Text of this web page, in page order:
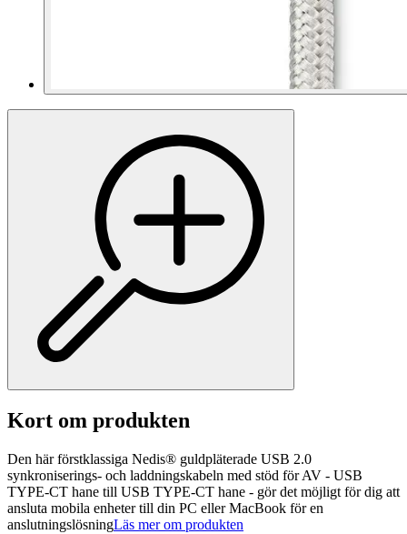
Kort om produkten
Den här förstklassiga Nedis® guldpläterade USB 2.0
synkroniserings- och laddningskabeln med stöd för AV - USB
TYPE-CT hane till USB TYPE-CT hane - gör det möjligt för dig att
ansluta mobila enheter till din PC eller MacBook för en
anslutningslösningLäs mer om produkten